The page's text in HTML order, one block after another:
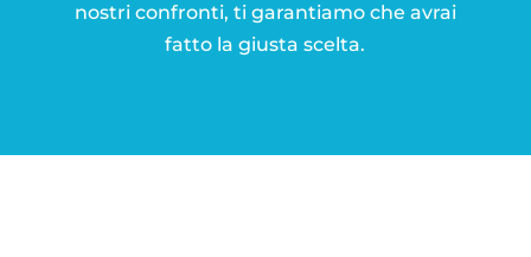
nostri confronti, ti garantiamo che avrai
fatto la giusta scelta.